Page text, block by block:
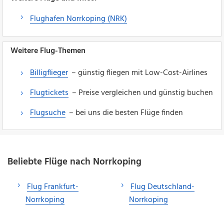
Flughafen Norrkoping (NRK)
Weitere Flug-Themen
Billigflieger – günstig fliegen mit Low-Cost-Airlines
Flugtickets – Preise vergleichen und günstig buchen
Flugsuche – bei uns die besten Flüge finden
Beliebte Flüge nach Norrkoping
Flug Frankfurt-
Norrkoping
Flug Deutschland-
Norrkoping